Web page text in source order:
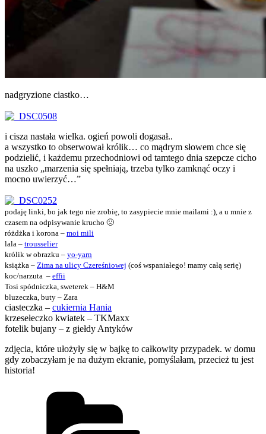
nadgryzione ciastko…
i cisza nastała wielka. ogień powoli dogasał..
a wszystko to obserwował królik… co mądrym słowem chce się
podzielić, i każdemu przechodniowi od tamtego dnia szepcze cicho
na uszko „marzenia się spełniają, trzeba tylko zamknąć oczy i
mocno uwierzyć…”
podaję linki, bo jak tego nie zrobię, to zasypiecie mnie mailami :), a u mnie z
czasem na odpisywanie krucho 🙁
różdżka i korona – moi mili
lala – trousselier
królik w obrazku – yo-yarn
książka – Zima na ulicy Czereśniowej (coś wspaniałego! mamy całą serię)
koc/narzuta – effii
Tosi spódniczka, sweterek – H&M
bluzeczka, buty – Zara
ciasteczka – cukiernia Hania
krzesełeczko kwiatek – TKMaxx
fotelik bujany – z giełdy Antyków
zdjęcia, które ułożyły się w bajkę to całkowity przypadek. w domu
gdy zobaczyłam je na dużym ekranie, pomyślałam, przecież tu jest
historia!